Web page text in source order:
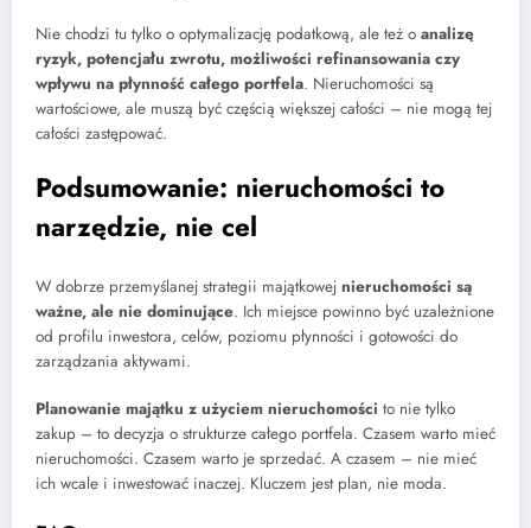
Nie chodzi tu tylko o optymalizację podatkową, ale też o analizę
ryzyk, potencjału zwrotu, możliwości refinansowania czy
wpływu na płynność całego portfela. Nieruchomości są
wartościowe, ale muszą być częścią większej całości – nie mogą tej
całości zastępować.
Podsumowanie: nieruchomości to
narzędzie, nie cel
W dobrze przemyślanej strategii majątkowej nieruchomości są
ważne, ale nie dominujące. Ich miejsce powinno być uzależnione
od profilu inwestora, celów, poziomu płynności i gotowości do
zarządzania aktywami.
Planowanie majątku z użyciem nieruchomości to nie tylko
zakup – to decyzja o strukturze całego portfela. Czasem warto mieć
nieruchomości. Czasem warto je sprzedać. A czasem – nie mieć
ich wcale i inwestować inaczej. Kluczem jest plan, nie moda.